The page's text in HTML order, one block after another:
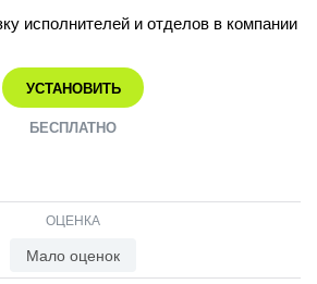
ҚАЗАҚША
ВХОД
исполнителей и отделов в компании
УСТАНОВИТЬ
БЕСПЛАТНО
ОЦЕНКА
Мало оценок